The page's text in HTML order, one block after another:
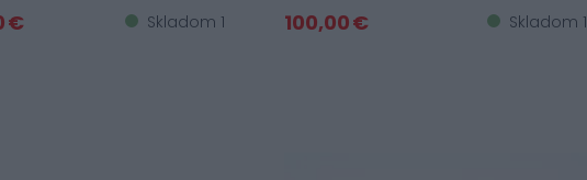
€ Skladom 1 100,00 € Skladom 1